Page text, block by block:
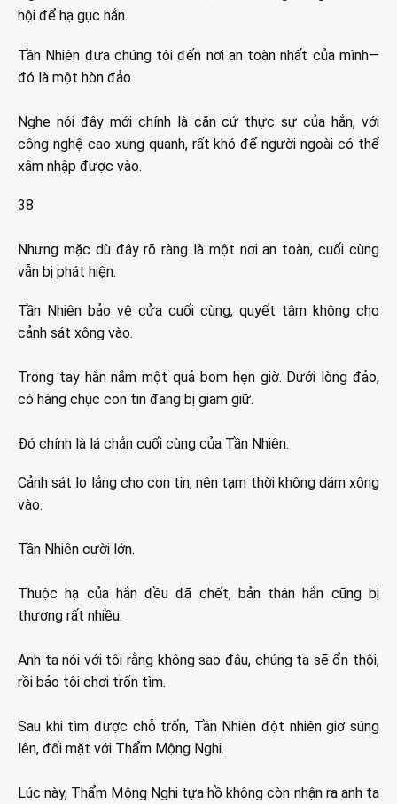
hội để hạ gục hắn.
Tần Nhiên đưa chúng tôi đến nơi an toàn nhất của mình—
đó là một hòn đảo.
Nghe nói đây mới chính là căn cứ thực sự của hắn, với
công nghệ cao xung quanh, rất khó để người ngoài có thể
xâm nhập được vào.
38
Nhưng mặc dù đây rõ ràng là một nơi an toàn, cuối cùng
vẫn bị phát hiện.
Tần Nhiên bảo vệ cửa cuối cùng, quyết tâm không cho
cảnh sát xông vào.
Trong tay hắn nắm một quả bom hẹn giờ. Dưới lòng đảo,
có hàng chục con tin đang bị giam giữ.
Đó chính là lá chắn cuối cùng của Tần Nhiên.
Cảnh sát lo lắng cho con tin, nên tạm thời không dám xông
vào.
Tần Nhiên cười lớn.
Thuộc hạ của hắn đều đã chết, bản thân hắn cũng bị
thương rất nhiều.
Anh ta nói với tôi rằng không sao đâu, chúng ta sẽ ổn thôi,
rồi bảo tôi chơi trốn tìm.
Sau khi tìm được chỗ trốn, Tần Nhiên đột nhiên giơ súng
lên, đối mặt với Thẩm Mộng Nghi.
Lúc này, Thẩm Mộng Nghi tựa hồ không còn nhận ra anh ta